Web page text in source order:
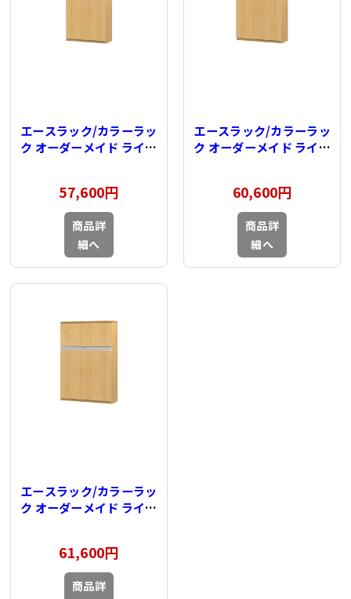
エースラック/カラーラッ
ク オーダーメイド ライン
70cm（タフタイプ）
57,600円
商品詳
細へ
エースラック/カラーラッ
ク オーダーメイド ライン
80cm（タフタイプ）
60,600円
商品詳
細へ
エースラック/カラーラッ
ク オーダーメイド ライン
90cm（タフタイプ）
61,600円
商品詳